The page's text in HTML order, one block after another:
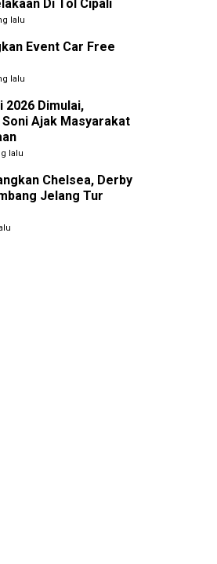
Di Tol Cipali
lalu
Event Car Free
lalu
2026 Dimulai,
Ajak Masyarakat
lalu
Chelsea, Derby
Jelang Tur